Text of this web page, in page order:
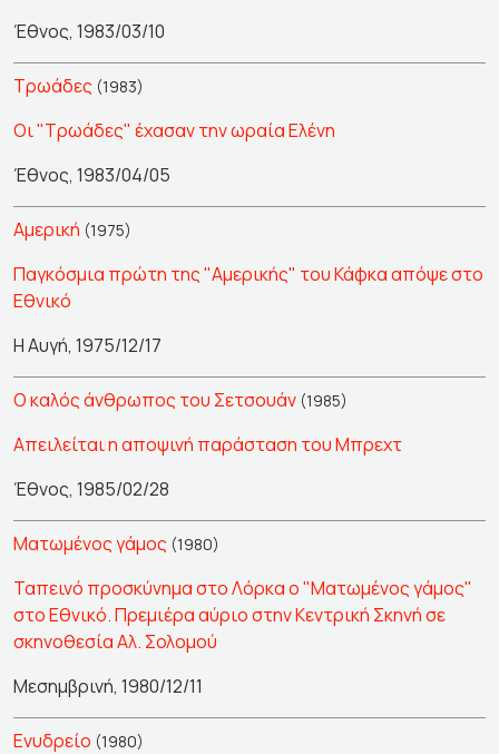
Έθνος, 1983/03/10
Τρωάδες (1983)
Οι "Τρωάδες" έχασαν την ωραία Ελένη
Έθνος, 1983/04/05
Αμερική (1975)
Παγκόσμια πρώτη της "Αμερικής" του Κάφκα απόψε στο
Εθνικό
Η Αυγή, 1975/12/17
Ο καλός άνθρωπος του Σετσουάν (1985)
Απειλείται η αποψινή παράσταση του Μπρεχτ
Έθνος, 1985/02/28
Ματωμένος γάμος (1980)
Ταπεινό προσκύνημα στο Λόρκα ο "Ματωμένος γάμος"
στο Εθνικό. Πρεμιέρα αύριο στην Κεντρική Σκηνή σε
σκηνοθεσία Αλ. Σολομού
Μεσημβρινή, 1980/12/11
Ενυδρείο (1980)